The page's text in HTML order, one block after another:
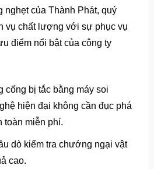
nghẹt của Thành Phát, quý
vụ chất lượng với sự phục vụ
điểm nổi bật của công ty
cống bị tắc bằng máy soi
hiện đại không cần đục phá
toàn miễn phí.
dò kiểm tra chướng ngại vật
cao.